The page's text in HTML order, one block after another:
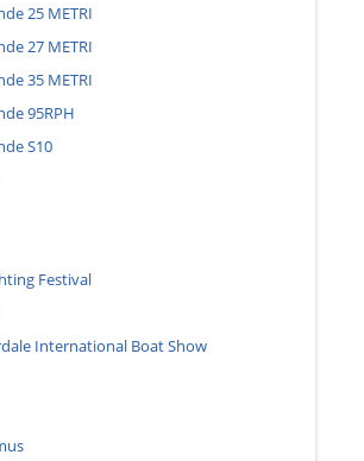
25 METRI
27 METRI
35 METRI
95RPH
S10
Festival
International Boat Show